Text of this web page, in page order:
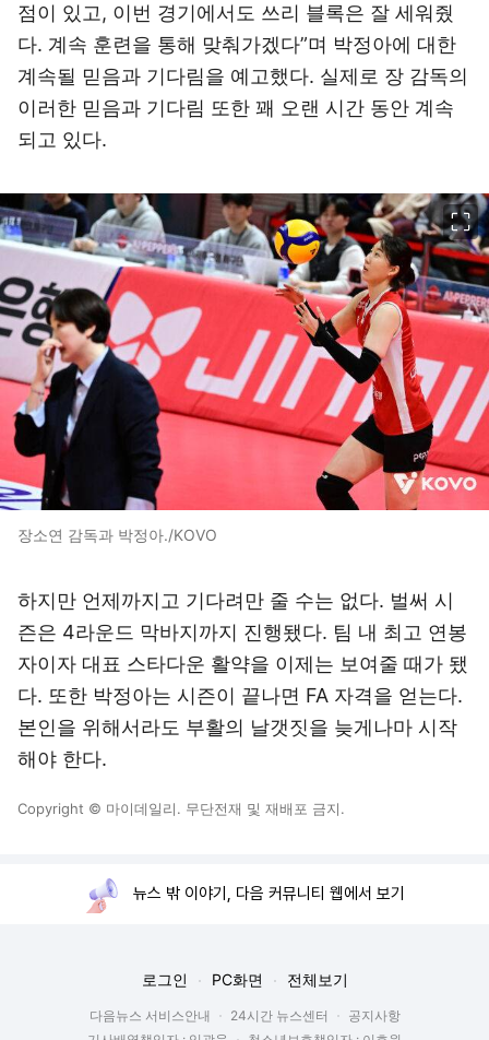
점이 있고, 이번 경기에서도 쓰리 블록은 잘 세워줬
다. 계속 훈련을 통해 맞춰가겠다”며 박정아에 대한
계속될 믿음과 기다림을 예고했다. 실제로 장 감독의
이러한 믿음과 기다림 또한 꽤 오랜 시간 동안 계속
되고 있다.
장소연 감독과 박정아./KOVO
하지만 언제까지고 기다려만 줄 수는 없다. 벌써 시
즌은 4라운드 막바지까지 진행됐다. 팀 내 최고 연봉
자이자 대표 스타다운 활약을 이제는 보여줄 때가 됐
다. 또한 박정아는 시즌이 끝나면 FA 자격을 얻는다.
본인을 위해서라도 부활의 날갯짓을 늦게나마 시작
해야 한다.
Copyright © 마이데일리. 무단전재 및 재배포 금지.
뉴스 밖 이야기, 다음 커뮤니티 웹에서 보기
로그인 PC화면 전체보기
다음뉴스 서비스안내 24시간 뉴스센터
공지사항